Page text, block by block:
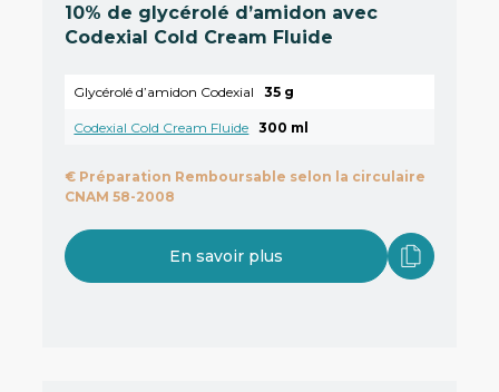
10% de glycérolé d’amidon avec
Codexial Cold Cream Fluide
Glycérolé d’amidon Codexial 35 g
Codexial Cold Cream Fluide 300 ml
€ Préparation Remboursable selon la circulaire
CNAM 58-2008
En savoir plus